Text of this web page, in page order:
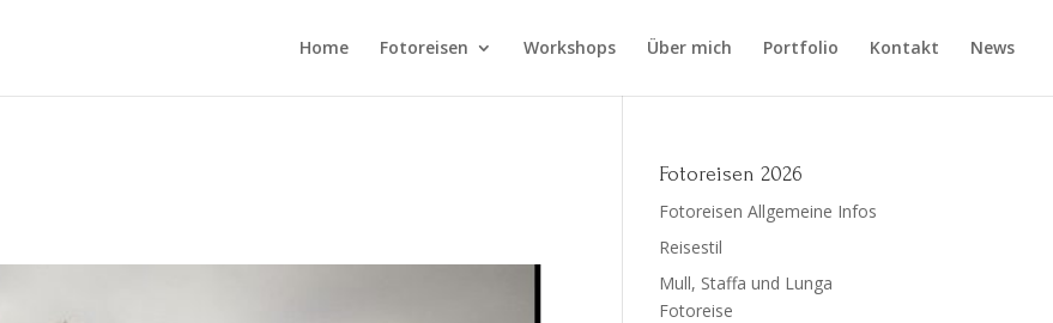
Home Fotoreisen Workshops Über mich Portfolio Kontakt News
Fotoreisen 2026
Fotoreisen Allgemeine Infos
Reisestil
Mull, Staffa und Lunga
Fotoreise